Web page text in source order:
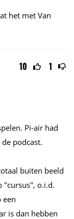
het met Van
10 1
Pi-air had
podcast.
buiten beeld
"cursus", o.i.d.
is dan hebben